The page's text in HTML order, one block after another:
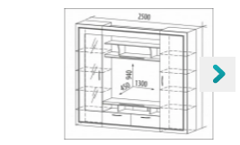
Купить
Гостиная Витра
Симфония 7.10
55 482 ₽
+7 (903) 000-00-00